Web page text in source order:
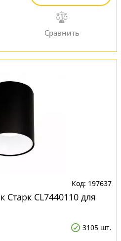
197637
CL7440110 для
3105 шт.